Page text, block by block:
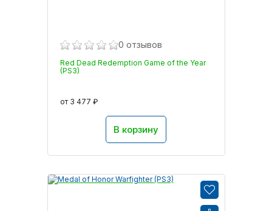
0 отзывов
Red Dead Redemption Game of the Year
(PS3)
от 3 477 ₽
В корзину